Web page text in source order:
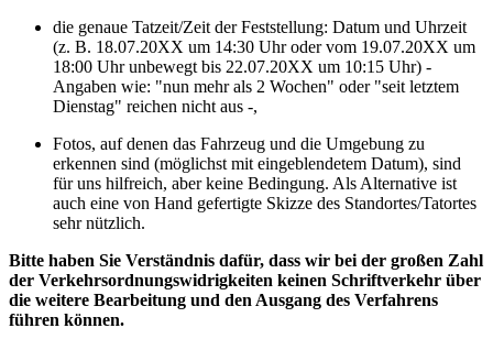
die genaue Tatzeit/Zeit der Feststellung: Datum und Uhrzeit
(z. B. 18.07.20XX um 14:30 Uhr oder vom 19.07.20XX um
18:00 Uhr unbewegt bis 22.07.20XX um 10:15 Uhr) -
Angaben wie: "nun mehr als 2 Wochen" oder "seit letztem
Dienstag" reichen nicht aus -,
Fotos, auf denen das Fahrzeug und die Umgebung zu
erkennen sind (möglichst mit eingeblendetem Datum), sind
für uns hilfreich, aber keine Bedingung. Als Alternative ist
auch eine von Hand gefertigte Skizze des Standortes/Tatortes
sehr nützlich.
Bitte haben Sie Verständnis dafür, dass wir bei der großen Zahl
der Verkehrsordnungswidrigkeiten keinen Schriftverkehr über
die weitere Bearbeitung und den Ausgang des Verfahrens
führen können.